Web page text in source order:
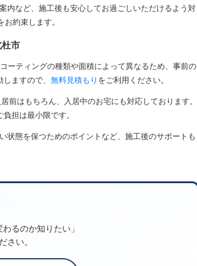
内など、施工後も安心してお過ごしいただけるよう対
約束します。
市
ーティングの種類や面積によって異なるため、事前の
ますので、 無料見積もり をご利用ください。
はもちろん、入居中のお宅にも対応しております。
担は最小限です。
状態を保つためのポイントなど、施工後のサポートも
るのか知りたい」
さい。